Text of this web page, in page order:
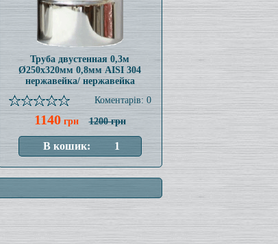
Труба двустенная 0,3м
Ø250x320мм 0,8мм AISI 304
нержавейка/ нержавейка
Коментарів: 0
1140грн 1200 грн